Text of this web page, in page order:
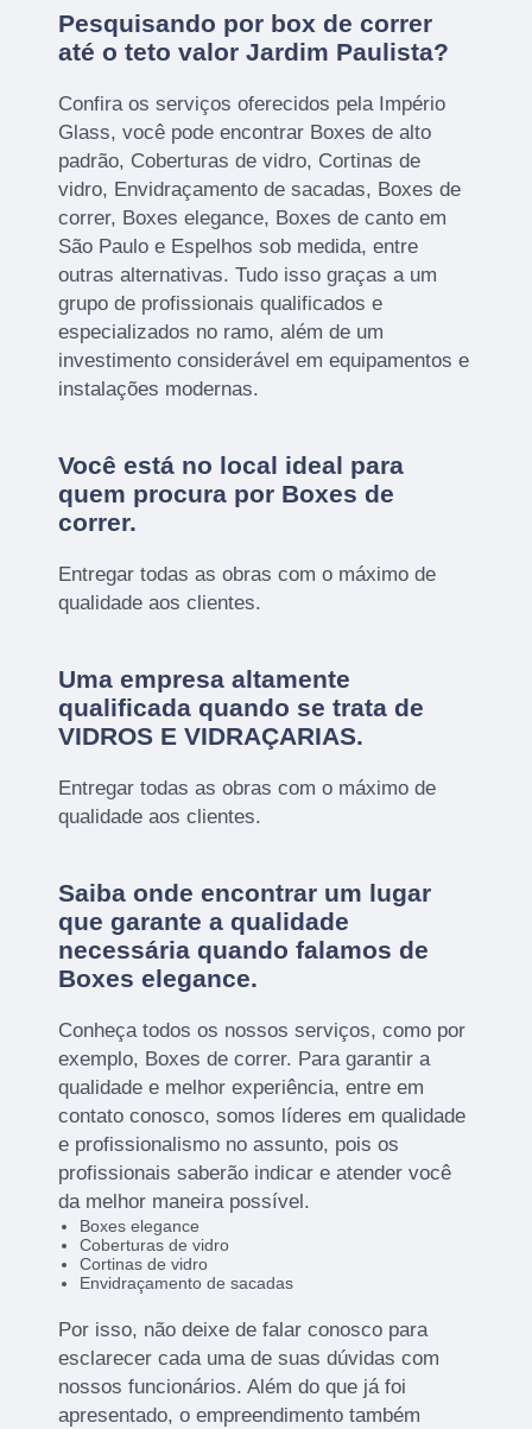
Pesquisando por box de correr
até o teto valor Jardim Paulista?
Confira os serviços oferecidos pela Império
Glass, você pode encontrar Boxes de alto
padrão, Coberturas de vidro, Cortinas de
vidro, Envidraçamento de sacadas, Boxes de
correr, Boxes elegance, Boxes de canto em
São Paulo e Espelhos sob medida, entre
outras alternativas. Tudo isso graças a um
grupo de profissionais qualificados e
especializados no ramo, além de um
investimento considerável em equipamentos e
instalações modernas.
Você está no local ideal para
quem procura por Boxes de
correr.
Entregar todas as obras com o máximo de
qualidade aos clientes.
Uma empresa altamente
qualificada quando se trata de
VIDROS E VIDRAÇARIAS.
Entregar todas as obras com o máximo de
qualidade aos clientes.
Saiba onde encontrar um lugar
que garante a qualidade
necessária quando falamos de
Boxes elegance.
Conheça todos os nossos serviços, como por
exemplo, Boxes de correr. Para garantir a
qualidade e melhor experiência, entre em
contato conosco, somos líderes em qualidade
e profissionalismo no assunto, pois os
profissionais saberão indicar e atender você
da melhor maneira possível.
Boxes elegance
Coberturas de vidro
Cortinas de vidro
Envidraçamento de sacadas
Por isso, não deixe de falar conosco para
esclarecer cada uma de suas dúvidas com
nossos funcionários. Além do que já foi
apresentado, o empreendimento também